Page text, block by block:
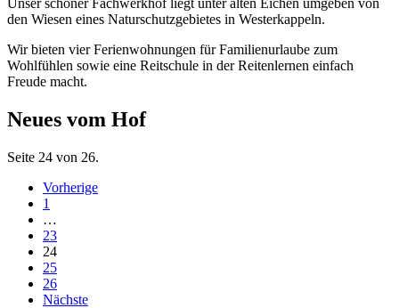
den Wiesen eines Naturschutzgebietes in Westerkappeln.
Wir bieten vier Ferienwohnungen für Familienurlaube zum
Wohlfühlen sowie eine Reitschule in der Reitenlernen einfach
Freude macht.
Neues vom Hof
Seite 24 von 26.
Vorherige
1
…
23
24
25
26
Nächste